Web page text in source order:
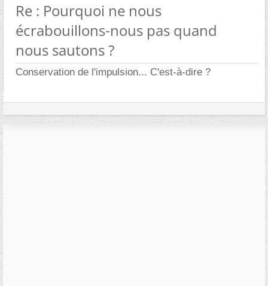
Re : Pourquoi ne nous
écrabouillons-nous pas quand
nous sautons ?
Conservation de l'impulsion... C'est-à-dire ?